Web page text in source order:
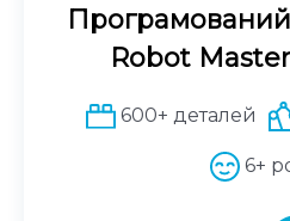
Robot
600+ деталей
6+